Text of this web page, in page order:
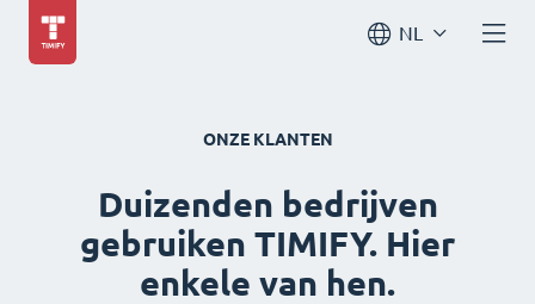
NL
ONZE KLANTEN
Duizenden bedrijven
gebruiken TIMIFY. Hier
enkele van hen.